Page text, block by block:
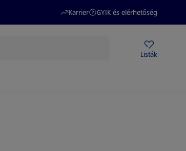
Karrier
(új oldalon nyílik meg)
GYIK és elérhetőség
(új oldalon nyílik meg)
Listák